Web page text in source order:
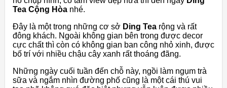
Tea Cộng Hòa nhé.
Đây là một trong những cơ sở Ding Tea rộng và rất
đông khách. Ngoài không gian bên trong được decor
cực chất thì còn có không gian ban công nhỏ xinh, được
bố trí với nhiều chậu cây xanh rất thoáng đãng.
Những ngày cuối tuần đến chỗ này, ngồi làm ngụm trà
sữa và ngắm nhìn đường phố cũng là một cái thú vui